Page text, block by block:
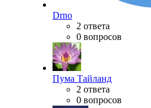
Drno
2 ответа
0 вопросов
Пума Тайланд
2 ответа
0 вопросов